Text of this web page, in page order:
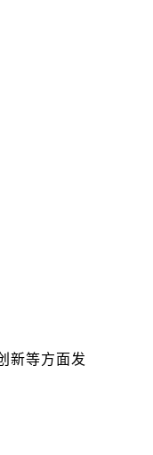
新等方面发